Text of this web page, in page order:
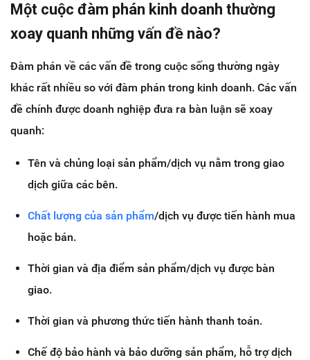
Một cuộc đàm phán kinh doanh thường
xoay quanh những vấn đề nào?
Đàm phán về các vấn đề trong cuộc sống thường ngày
khác rất nhiều so với đàm phán trong kinh doanh. Các vấn
đề chính được doanh nghiệp đưa ra bàn luận sẽ xoay
quanh:
Tên và chủng loại sản phẩm/dịch vụ nằm trong giao
dịch giữa các bên.
Chất lượng của sản phẩm/dịch vụ được tiến hành mua
hoặc bán.
Thời gian và địa điểm sản phẩm/dịch vụ được bàn
giao.
Thời gian và phương thức tiến hành thanh toán.
Chế độ bảo hành và bảo dưỡng sản phẩm, hỗ trợ dịch